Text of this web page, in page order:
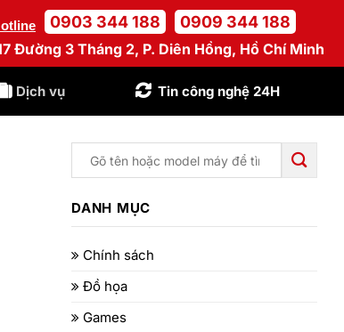
0903 344 188 0909 344 188
Đường 3 Tháng 2, P. Diên Hồng, Hồ Chí Minh
Dịch vụ Tin công nghệ 24H
DANH MỤC
Chính sách
Đồ họa
Games